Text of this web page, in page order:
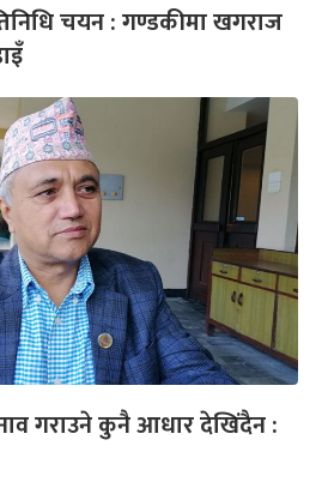
चयन : गण्डकीमा खगराज
गराउने कुनै आधार देखिंदैन :